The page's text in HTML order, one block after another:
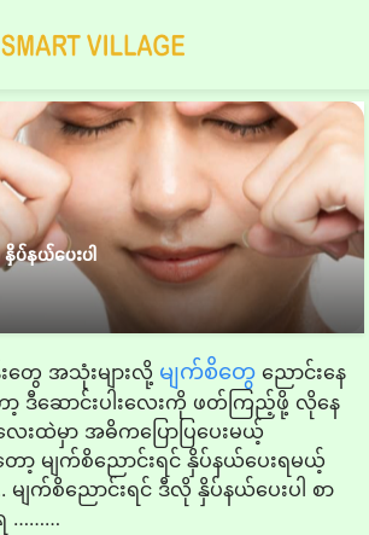
ပ်နယ်ပေးပါ
တွေ အသုံးများလို့ မျက်စိတွေ ညောင်းနေ
ော့ ဒီဆောင်းပါးလေးကို ဖတ်ကြည့်ဖို့ လိုနေ
လေးထဲမှာ အဓိကပြောပြပေးမယ့်
ာ့ မျက်စိညောင်းရင် နှိပ်နယ်ပေးရမယ့်
မျက်စိညောင်းရင် ဒီလို နှိပ်နယ်ပေးပါ စာ
………